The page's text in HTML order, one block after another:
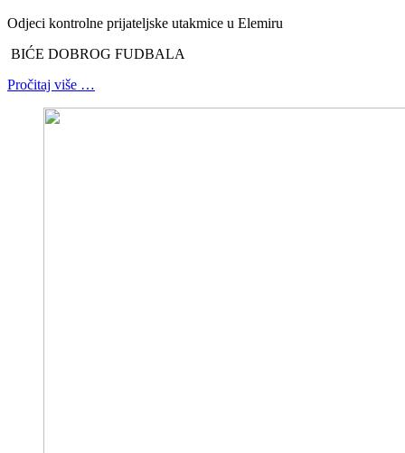
Odjeci kontrolne prijateljske utakmice u Elemiru
BIĆE DOBROG FUDBALA
Pročitaj više …